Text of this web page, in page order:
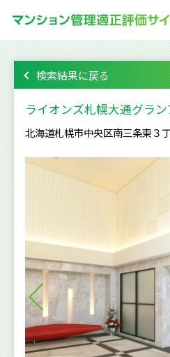
検索結果に戻る
ライオンズ札幌大通グラン
北海道札幌市中央区南三条東３